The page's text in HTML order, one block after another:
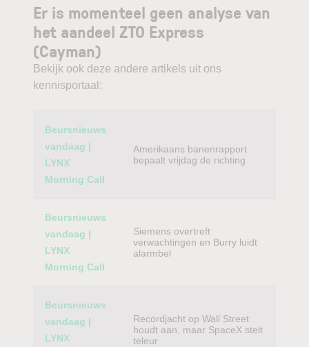
Er is momenteel geen analyse van
het aandeel ZTO Express
(Cayman)
Bekijk ook deze andere artikels uit ons
kennisportaal:
Category
Beursnieuws
vandaag |
LYNX
Morning Call
Amerikaans banenrapport
bepaalt vrijdag de richting
Beursnieuws
vandaag |
LYNX
Morning Call
Siemens overtreft
verwachtingen en Burry luidt
alarmbel
Beursnieuws
vandaag |
LYNX
Recordjacht op Wall Street
houdt aan, maar SpaceX stelt
teleur